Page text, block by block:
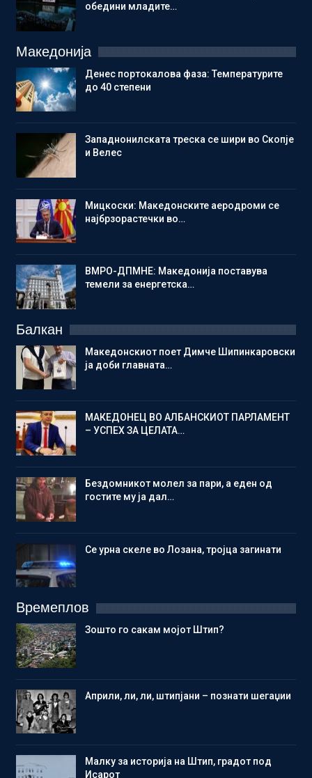
обедини младите…
Македонија
Денес портокалова фаза: Температурите
до 40 степени
Западнонилската треска се шири во Скопје
и Велес
Мицкоски: Македонските аеродроми се
најбрзорастечки во…
ВМРО-ДПМНЕ: Македонија поставува
темели за енергетска…
Балкан
Македонскиот поет Димче Шипинкаровски
ја доби главната…
МАКЕДОНЕЦ ВО АЛБАНСКИОТ ПАРЛАМЕНТ
– УСПЕХ ЗА ЦЕЛАТА…
Бездомникот молел за пари, а еден од
гостите му ја дал…
Се урна скеле во Лозана, тројца загинати
Времеплов
Зошто го сакам мојот Штип?
Aприли, ли, ли, штипјани – познати шегаџии
Малку за историја на Штип, градот под
Исарот